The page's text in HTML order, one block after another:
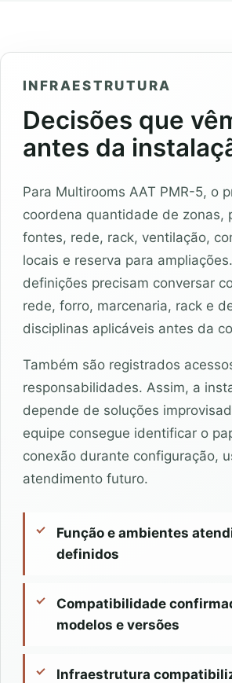
INFRAESTRUTURA
Decisões que
antes da
Para Multirooms AAT PMR-5, o
coordena quantidade de zonas,
fontes, rede, rack, ventilação,
locais e reserva para
definições precisam conversar
rede, forro, marcenaria, rack e
disciplinas aplicáveis antes da
Também são registrados
responsabilidades. Assim, a
depende de soluções
equipe consegue identificar o
conexão durante configuração,
atendimento futuro.
Função e ambientes
definidos
Compatibilidade
modelos e versões
Infraestrutura